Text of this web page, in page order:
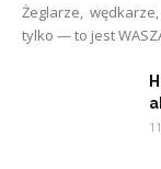
Żeglarze,
tylko — to jest